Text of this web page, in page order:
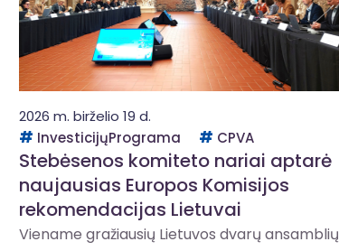
2026 m. birželio 19 d.
InvesticijųPrograma
CPVA
Stebėsenos komiteto nariai aptarė
naujausias Europos Komisijos
rekomendacijas Lietuvai
Viename gražiausių Lietuvos dvarų ansamblių